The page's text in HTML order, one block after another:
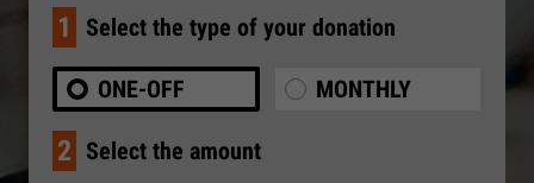
1 Select the type of your donation
ONE-OFF MONTHLY
2 Select the amount